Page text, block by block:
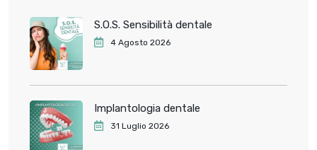
S.O.S. Sensibilità dentale
4 Agosto 2026
Implantologia dentale
31 Luglio 2026